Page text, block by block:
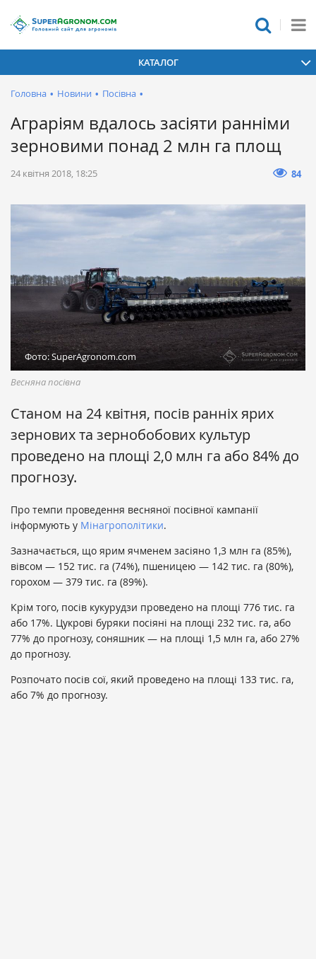
КАТАЛОГ
Головна • Новини • Посівна •
Аграріям вдалось засіяти ранніми
зерновими понад 2 млн га площ
24 квітня 2018, 18:25 84
Фото: SuperAgronom.com
Весняна посівна
Станом на 24 квітня, посів ранніх ярих
зернових та зернобобових культур
проведено на площі 2,0 млн га або 84% до
прогнозу.
Про темпи проведення весняної посівної кампанії
інформують у Мінагрополітики.
Зазначається, що ярим ячменем засіяно 1,3 млн га (85%),
вівсом — 152 тис. га (74%), пшеницею — 142 тис. га (80%),
горохом — 379 тис. га (89%).
Крім того, посів кукурудзи проведено на площі 776 тис. га
або 17%. Цукрові буряки посіяні на площі 232 тис. га, або
77% до прогнозу, соняшник — на площі 1,5 млн га, або 27%
до прогнозу.
Розпочато посів сої, який проведено на площі 133 тис. га,
або 7% до прогнозу.